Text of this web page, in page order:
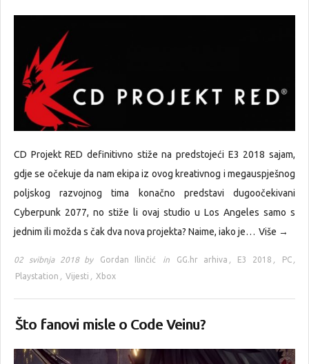
CD Projekt RED definitivno stiže na predstojeći E3 2018 sajam,
gdje se očekuje da nam ekipa iz ovog kreativnog i megauspješnog
poljskog razvojnog tima konačno predstavi dugoočekivani
Cyberpunk 2077, no stiže li ovaj studio u Los Angeles samo s
jednim ili možda s čak dva nova projekta? Naime, iako je… Više →
02 svibnja 2018 by Gordan Ilinčić in GG.hr arhiva , E3 2018 , PC ,
Playstation , Vijesti , Xbox
Što fanovi misle o Code Veinu?